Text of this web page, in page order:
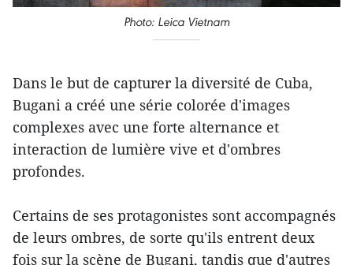
Photo: Leica Vietnam
Dans le but de capturer la diversité de Cuba,
Bugani a créé une série colorée d'images
complexes avec une forte alternance et
interaction de lumière vive et d'ombres
profondes.
Certains de ses protagonistes sont accompagnés
de leurs ombres, de sorte qu'ils entrent deux
fois sur la scène de Bugani, tandis que d'autres